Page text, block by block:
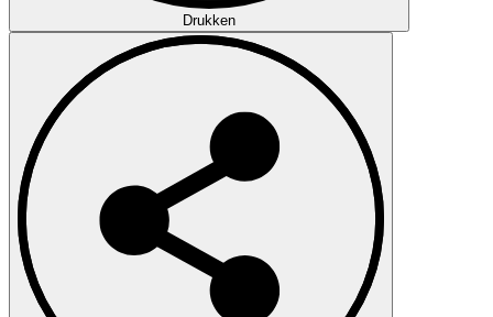
Drukken